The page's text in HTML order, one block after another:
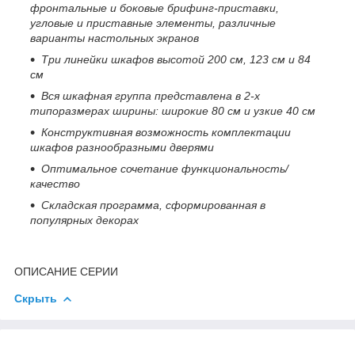
фронтальные и боковые брифинг-приставки,
угловые и приставные элементы, различные
варианты настольных экранов
Три линейки шкафов высотой 200 см, 123 см и 84
см
Вся шкафная группа представлена в 2-х
типоразмерах ширины: широкие 80 см и узкие 40 см
Конструктивная возможность комплектации
шкафов разнообразными дверями
Оптимальное сочетание функциональность/
качество
Складская программа, сформированная в
популярных декорах
ОПИСАНИЕ СЕРИИ
Скрыть